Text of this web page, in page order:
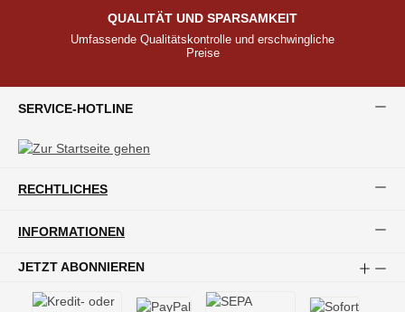
QUALITÄT UND SPARSAMKEIT
Umfassende Qualitätskontrolle und erschwingliche
Preise
SERVICE-HOTLINE
RECHTLICHES
INFORMATIONEN
JETZT ABONNIEREN